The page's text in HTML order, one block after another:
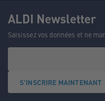
ALDI Newsletter
Saisissez vos données et ne
S'INSCRIRE MAINTENANT